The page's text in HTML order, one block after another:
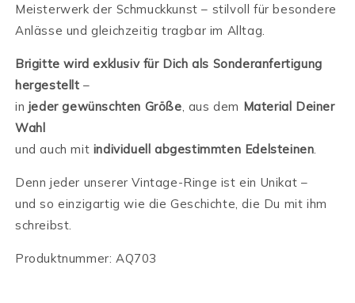
Meisterwerk der Schmuckkunst – stilvoll für besondere
Anlässe und gleichzeitig tragbar im Alltag.
Brigitte wird exklusiv für Dich als Sonderanfertigung
hergestellt –
in jeder gewünschten Größe, aus dem Material Deiner
Wahl
und auch mit individuell abgestimmten Edelsteinen.
Denn jeder unserer Vintage-Ringe ist ein Unikat –
und so einzigartig wie die Geschichte, die Du mit ihm
schreibst.
Produktnummer: AQ703